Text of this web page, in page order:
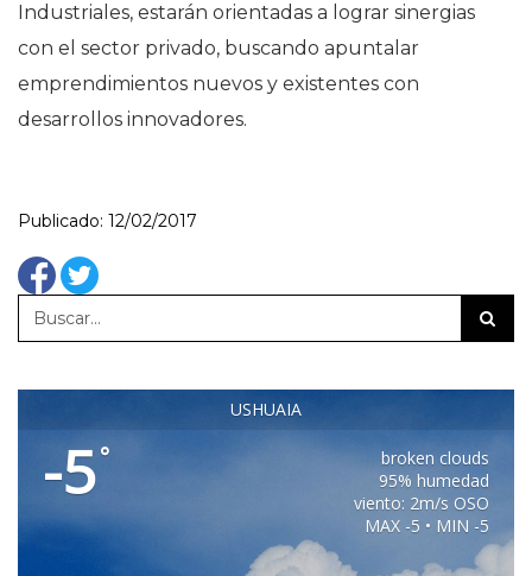
Industriales, estarán orientadas a lograr sinergias
con el sector privado, buscando apuntalar
emprendimientos nuevos y existentes con
desarrollos innovadores.
Publicado: 12/02/2017
USHUAIA
-5°
broken clouds
95% humedad
viento: 2m/s OSO
MAX -5 • MIN -5